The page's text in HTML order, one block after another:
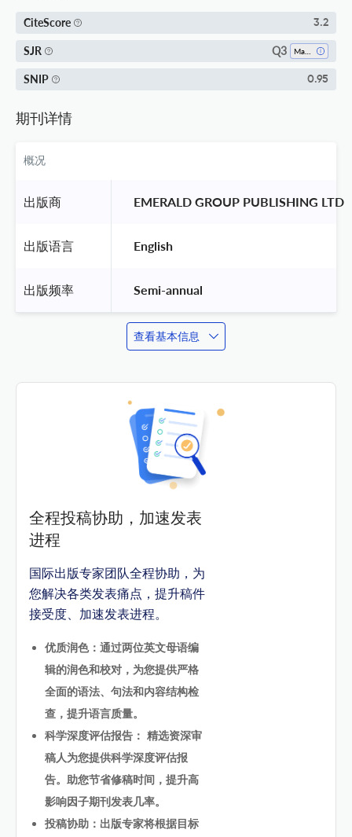
CiteScore 3.2
SJR Q3
SNIP 0.95
期刊详情
概况
出版商 EMERALD GROUP PUBLISHING LTD
出版语言 English
出版频率 Semi-annual
查看基本信息
全程投稿协助，加速发表
进程
国际出版专家团队全程协助，为
您解决各类发表痛点，提升稿件
接受度、加速发表进程。
优质润色：通过两位英文母语编
辑的润色和校对，为您提供严格
全面的语法、句法和内容结构检
查，提升语言质量。
科学深度评估报告： 精选资深审
稿人为您提供科学深度评估报
告。助您节省修稿时间，提升高
影响因子期刊发表几率。
投稿协助：出版专家将根据目标